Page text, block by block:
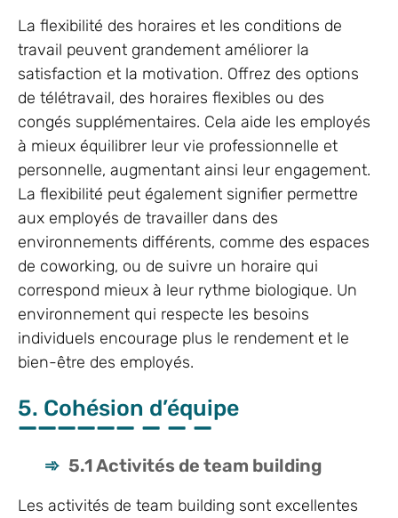
La flexibilité des horaires et les conditions de
travail peuvent grandement améliorer la
satisfaction et la motivation. Offrez des options
de télétravail, des horaires flexibles ou des
congés supplémentaires. Cela aide les employés
à mieux équilibrer leur vie professionnelle et
personnelle, augmentant ainsi leur engagement.
La flexibilité peut également signifier permettre
aux employés de travailler dans des
environnements différents, comme des espaces
de coworking, ou de suivre un horaire qui
correspond mieux à leur rythme biologique. Un
environnement qui respecte les besoins
individuels encourage plus le rendement et le
bien-être des employés.
5. Cohésion d’équipe
5.1 Activités de team building
Les activités de team building sont excellentes